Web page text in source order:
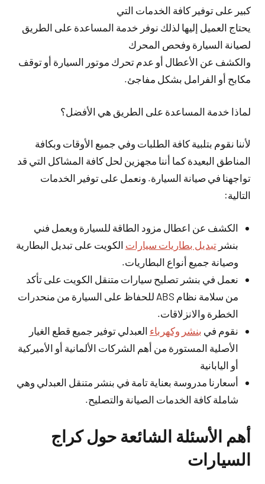
كبير على توفير كافة الخدمات التي
يحتاج العميل إليها لذلك نوفر خدمة المساعدة على الطريق
لصيانة السيارة وفحص المحرك
والكشف عن الأعطال أو عدم تحرك موتور السيارة أو توقف
مكابح أو الفرامل بشكل مفاجئ.
لماذا خدمة المساعدة على الطريق هي الأفضل؟
لأننا نقوم بتلبية كافة الطلبات وفي جميع الأوقات وبكافة
المناطق البعيدة كما أننا مجهزين لحل كافة المشاكل التي قد
تواجهنا في صيانة السيارة. ونعمل على توفير الخدمات
التالية:
الكشف عن اعطال مزود الطاقة للسيارة ويعمل فني
بنشرتبديل بطاريات سيارات الكويت على تبديل البطارية
وصيانة جميع أنواع البطاريات.
نعمل في بنشر تصليح سيارات متنقل الكويت على تأكد
من سلامة نظام ABS للحفاظ على السيارة من منحدرات
الخطرة والانزلاقات.
نقوم في بنشر وكهرباء العبدلي توفير جميع قطع الغيار
الأصلية المستورة من أهم الشركات الألمانية أو الأميركية
أو اليابانية
أسعارنا مدروسة بعناية تامة في بنشر متنقل العبدلي وهي
شاملة كافة الخدمات الصيانة والتصليح.
أهم الأسئلة الشائعة حول كراج
السيارات